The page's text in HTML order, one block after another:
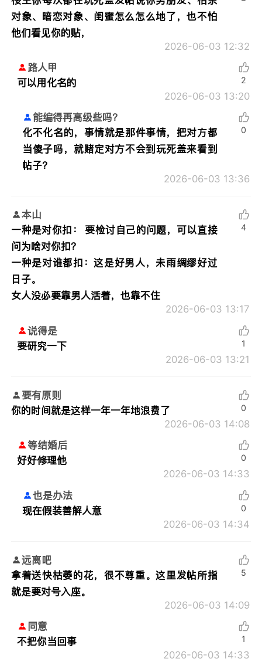
对象、暗恋对象、闺蜜怎么怎么地了，也不怕
他们看见你的贴，
2026-06-03 12:32
路人甲
可以用化名的
2026-06-03 13:20
2
能编得再高级些吗？
化不化名的，事情就是那件事情，把对方都
当傻子吗，就赌定对方不会到玩死盖来看到
帖子？
2026-06-03 13:36
0
本山
一种是对你扣： 要检讨自己的问题，可以直接
问为啥对你扣？
一种是对谁都扣：这是好男人，未雨绸缪好过
日子。
女人没必要靠男人活着，也靠不住
2026-06-03 13:17
4
说得是
要研究一下
2026-06-03 13:21
1
要有原则
你的时间就是这样一年一年地浪费了
2026-06-03 14:08
0
等结婚后
好好修理他
2026-06-03 14:33
0
也是办法
现在假装善解人意
2026-06-03 14:34
0
远离吧
拿着送快枯萎的花，很不尊重。这里发帖所指
就是要对号入座。
2026-06-03 14:09
5
同意
不把你当回事
2026-06-03 14:33
1